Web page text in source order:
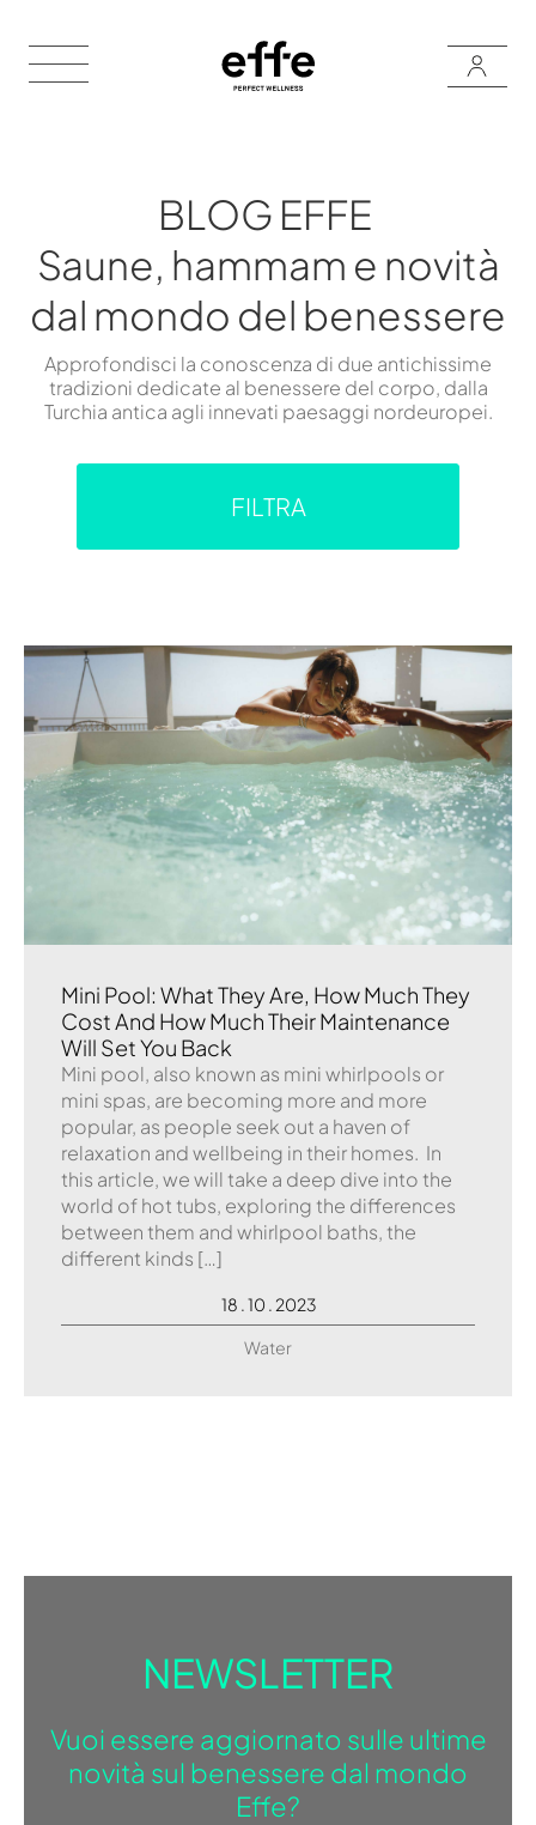
BLOG EFFE
Saune, hammam e novità
dal mondo del benessere
Approfondisci la conoscenza di due antichissime
tradizioni dedicate al benessere del corpo, dalla
Turchia antica agli innevati paesaggi nordeuropei.
FILTRA
Mini Pool: What They Are, How Much They
Cost And How Much Their Maintenance
Will Set You Back
Mini pool, also known as mini whirlpools or
mini spas, are becoming more and more
popular, as people seek out a haven of
relaxation and wellbeing in their homes. In
this article, we will take a deep dive into the
world of hot tubs, exploring the differences
between them and whirlpool baths, the
different kinds […]
18 . 10 . 2023
Water
NEWSLETTER
Vuoi essere aggiornato sulle ultime
novità sul benessere dal mondo
Effe?